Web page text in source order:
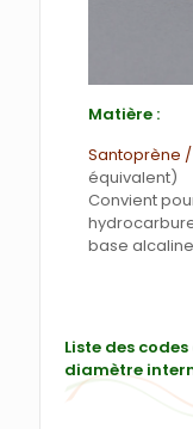
Matière :
Santoprène
équivalent)
Convient
base alcaline
Liste des
diamètre